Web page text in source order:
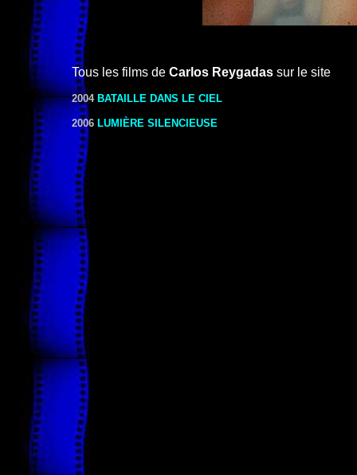
Tous les films de Carlos Reygadas sur le site
2004 BATAILLE DANS LE CIEL
2006 LUMIÈRE SILENCIEUSE